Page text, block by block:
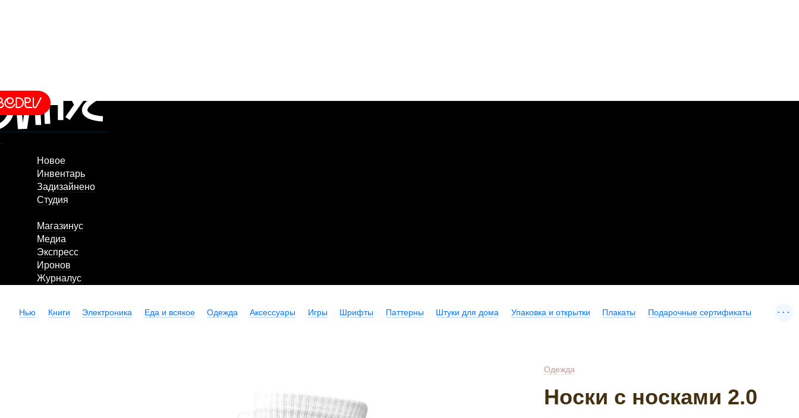
Новое
Инвентарь
Задизайнено
Студия
Магазинус
Медиа
Экспресс
Иронов
Журналус
Нью Книги Электроника Еда и всякое Одежда Аксессуары Игры Шрифты Паттерны Штуки для дома Упаковка и открытки Плакаты Подарочные сертификаты ...
Одежда
Носки с носками 2.0